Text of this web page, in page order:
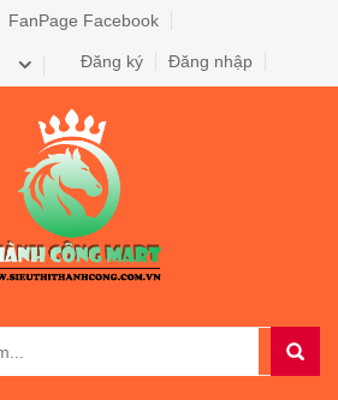
FanPage Facebook
Đăng nhập
Đăng ký